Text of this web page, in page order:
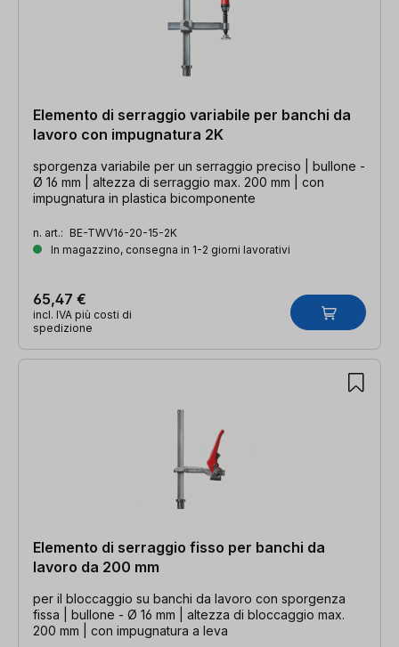
Elemento di serraggio variabile per banchi da
lavoro con impugnatura 2K
sporgenza variabile per un serraggio preciso | bullone -
Ø 16 mm | altezza di serraggio max. 200 mm | con
impugnatura in plastica bicomponente
n. art.: BE-TWV16-20-15-2K
In magazzino, consegna in 1-2 giorni lavorativi
65,47 €
incl. IVA più costi di
spedizione
Elemento di serraggio fisso per banchi da
lavoro da 200 mm
per il bloccaggio su banchi da lavoro con sporgenza
fissa | bullone - Ø 16 mm | altezza di bloccaggio max.
200 mm | con impugnatura a leva